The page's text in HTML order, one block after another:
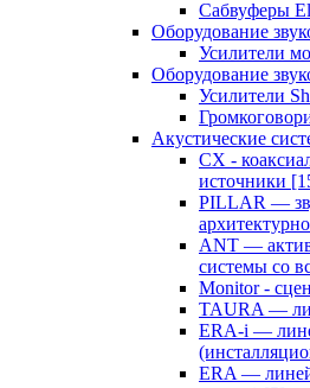
Сабвуферы
Оборудование
Усилители
Оборудование
Усилители
Акустические
CX -
источники
PILLAR —
ANT —
системы со
Monitor -
TAURA —
ERA-i —
ERA —